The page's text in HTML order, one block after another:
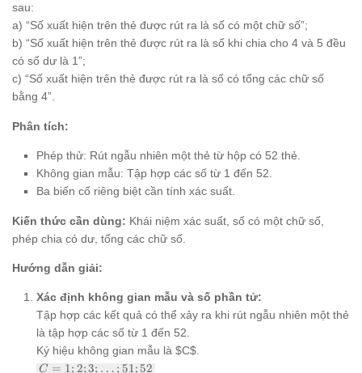
sau:
a) “Số xuất hiện trên thẻ được rút ra là số có một chữ số”;
b) “Số xuất hiện trên thẻ được rút ra là số khi chia cho 4 và 5 đều
có số dư là 1”;
c) “Số xuất hiện trên thẻ được rút ra là số có tổng các chữ số
bằng 4”.
Phân tích:
Phép thử: Rút ngẫu nhiên một thẻ từ hộp có 52 thẻ.
Không gian mẫu: Tập hợp các số từ 1 đến 52.
Ba biến cố riêng biệt cần tính xác suất.
Kiến thức cần dùng: Khái niệm xác suất, số có một chữ số,
phép chia có dư, tổng các chữ số.
Hướng dẫn giải:
Xác định không gian mẫu và số phần tử:
Tập hợp các kết quả có thể xảy ra khi rút ngẫu nhiên một thẻ
là tập hợp các số từ 1 đến 52.
Ký hiệu không gian mẫu là $C$.
C =
C = 1; 2;3; … ; 51; 52